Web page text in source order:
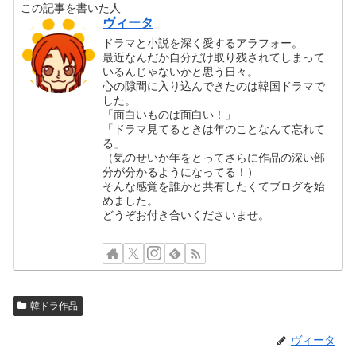
この記事を書いた人
ヴィータ
ドラマと小説を深く愛するアラフォー。
最近なんだか自分だけ取り残されてしまって
いるんじゃないかと思う日々。
心の隙間に入り込んできたのは韓国ドラマで
した。
「面白いものは面白い！」
「ドラマ見てるときは年のことなんて忘れて
る」
（気のせいか年をとってさらに作品の深い部
分が分かるようになってる！）
そんな感覚を誰かと共有したくてブログを始
めました。
どうぞお付き合いくださいませ。
韓ドラ作品
ヴィータ